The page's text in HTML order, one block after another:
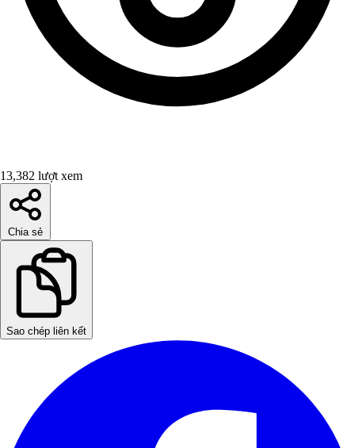
13,382 lượt xem
Chia sẻ
Sao chép liên kết